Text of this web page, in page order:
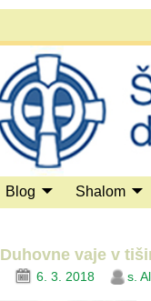
Blog Shalom
Duhovne vaje v
6. 3. 2018
s.